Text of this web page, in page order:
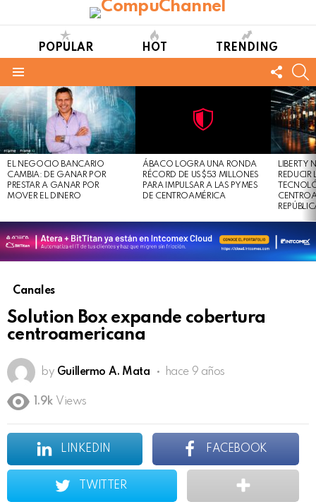
POPULAR HOT TRENDING
US
LATEST
STORIES
EL NEGOCIO BANCARIO
CAMBIA: DE GANAR POR
PRESTAR A GANAR POR
MOVER EL DINERO
Safe
For
Work
view
this
post
ÁBACO LOGRA UNA RONDA
RÉCORD DE US$53 MILLONES
PARA IMPULSAR A LAS PYMES
DE CENTROAMÉRICA
LIBERTY
REDUCIR
Canales
Solution Box expande cobertura
centroamericana
by Guillermo A. Mata hace 9 años
1.9k Views
LINKEDIN FACEBOOK
TWITTER